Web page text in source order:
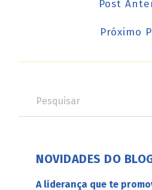
Post
Próximo
NOVIDADES DO
A liderança que te